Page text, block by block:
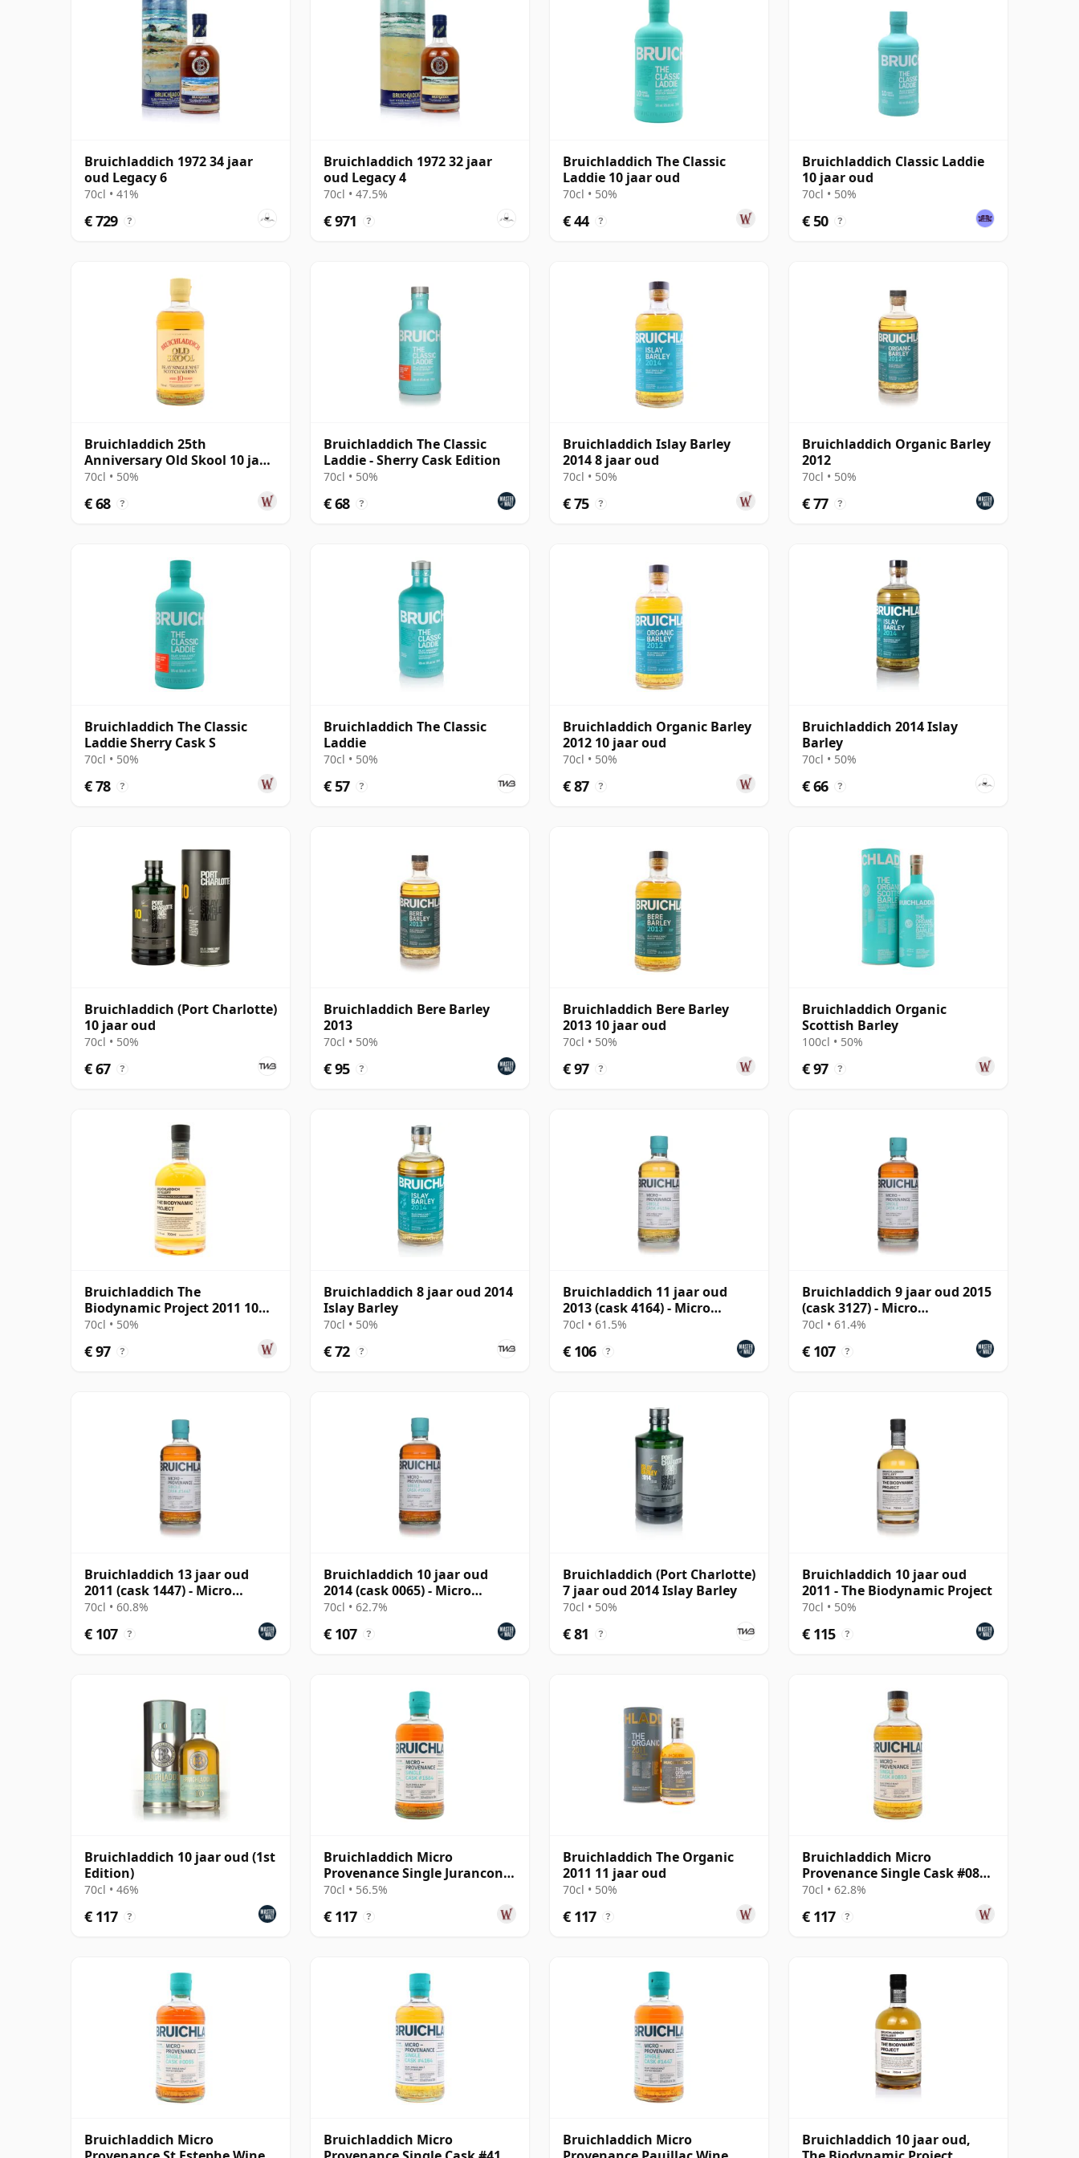
Bruichladdich 1972 34 jaar
oud Legacy 6
70cl • 41%
€ 729 ?
Bruichladdich 1972 32 jaar
oud Legacy 4
70cl • 47.5%
€ 971 ?
Bruichladdich The Classic
Laddie 10 jaar oud
70cl • 50%
€ 44 ?
Bruichladdich Classic Laddie
10 jaar oud
70cl • 50%
€ 50 ?
Bruichladdich 25th
Anniversary Old Skool 10 jaar
oud
70cl • 50%
€ 68 ?
Bruichladdich The Classic
Laddie - Sherry Cask Edition
70cl • 50%
€ 68 ?
Bruichladdich Islay Barley
2014 8 jaar oud
70cl • 50%
€ 75 ?
Bruichladdich Organic Barley
2012
70cl • 50%
€ 77 ?
Bruichladdich The Classic
Laddie Sherry Cask S
70cl • 50%
€ 78 ?
Bruichladdich The Classic
Laddie
70cl • 50%
€ 57 ?
Bruichladdich Organic Barley
2012 10 jaar oud
70cl • 50%
€ 87 ?
Bruichladdich 2014 Islay
Barley
70cl • 50%
€ 66 ?
Bruichladdich (Port Charlotte)
10 jaar oud
70cl • 50%
€ 67 ?
Bruichladdich Bere Barley
2013
70cl • 50%
€ 95 ?
Bruichladdich Bere Barley
2013 10 jaar oud
70cl • 50%
€ 97 ?
Bruichladdich Organic
Scottish Barley
100cl • 50%
€ 97 ?
Bruichladdich The
Biodynamic Project 2011 10
jaar oud
70cl • 50%
€ 97 ?
Bruichladdich 8 jaar oud 2014
Islay Barley
70cl • 50%
€ 72 ?
Bruichladdich 11 jaar oud
2013 (cask 4164) - Micro
Provenance Series
70cl • 61.5%
€ 106 ?
Bruichladdich 9 jaar oud 2015
(cask 3127) - Micro
Provenance Series
70cl • 61.4%
€ 107 ?
Bruichladdich 13 jaar oud
2011 (cask 1447) - Micro
Provenance Series
70cl • 60.8%
€ 107 ?
Bruichladdich 10 jaar oud
2014 (cask 0065) - Micro
Provenance Series
70cl • 62.7%
€ 107 ?
Bruichladdich (Port Charlotte)
7 jaar oud 2014 Islay Barley
70cl • 50%
€ 81 ?
Bruichladdich 10 jaar oud
2011 - The Biodynamic Project
70cl • 50%
€ 115 ?
Bruichladdich 10 jaar oud (1st
Edition)
70cl • 46%
€ 117 ?
Bruichladdich Micro
Provenance Single Jurancon
Wine Cask #1564 2014 11 jaar
70cl • 56.5%
€ 117 ?
Bruichladdich The Organic
2011 11 jaar oud
70cl • 50%
€ 117 ?
Bruichladdich Micro
Provenance Single Cask #0893
2011 13 jaar oud
70cl • 62.8%
€ 117 ?
Bruichladdich Micro
Bruichladdich Micro
Bruichladdich Micro
Bruichladdich 10 jaar oud,